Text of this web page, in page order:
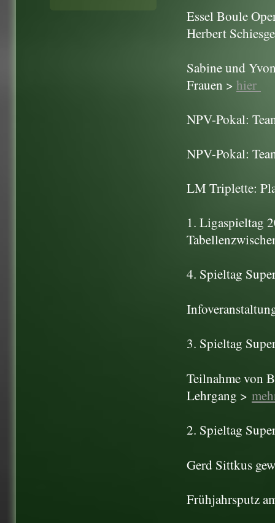
Essel Boule
Herbert
Sabine und
Frauen > hier
NPV-Pokal:
NPV-Pokal:
LM Triplette:
1. Ligaspieltag
4. Spieltag
3. Spieltag
Teilnahme von
Lehrgang >
2. Spieltag
Gerd Sittkus
Frühjahrsputz